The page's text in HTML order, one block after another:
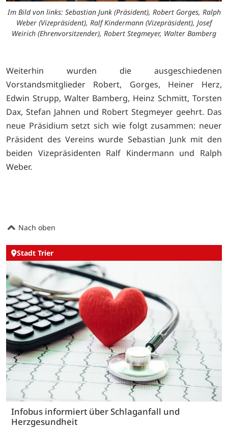
Im Bild von links: Sebastian Junk (Präsident), Robert Gorges, Ralph
Weber (Vizepräsident), Ralf Kindermann (Vizepräsident), Josef
Weirich (Ehrenvorsitzender), Robert Stegmeyer, Walter Bamberg
Weiterhin wurden die ausgeschiedenen
Vorstandsmitglieder Robert, Gorges, Heiner Herz,
Edwin Strupp, Walter Bamberg, Heinz Schmitt, Torsten
Dax, Stefan Jahnen und Robert Stegmeyer geehrt. Das
neue Präsidium setzt sich wie folgt zusammen: neuer
Präsident des Vereins wurde Sebastian Junk mit den
beiden Vizepräsidenten Ralf Kindermann und Ralph
Weber.
Nach oben
Stadt Trier
Infobus informiert über Schlaganfall und
Herzgesundheit